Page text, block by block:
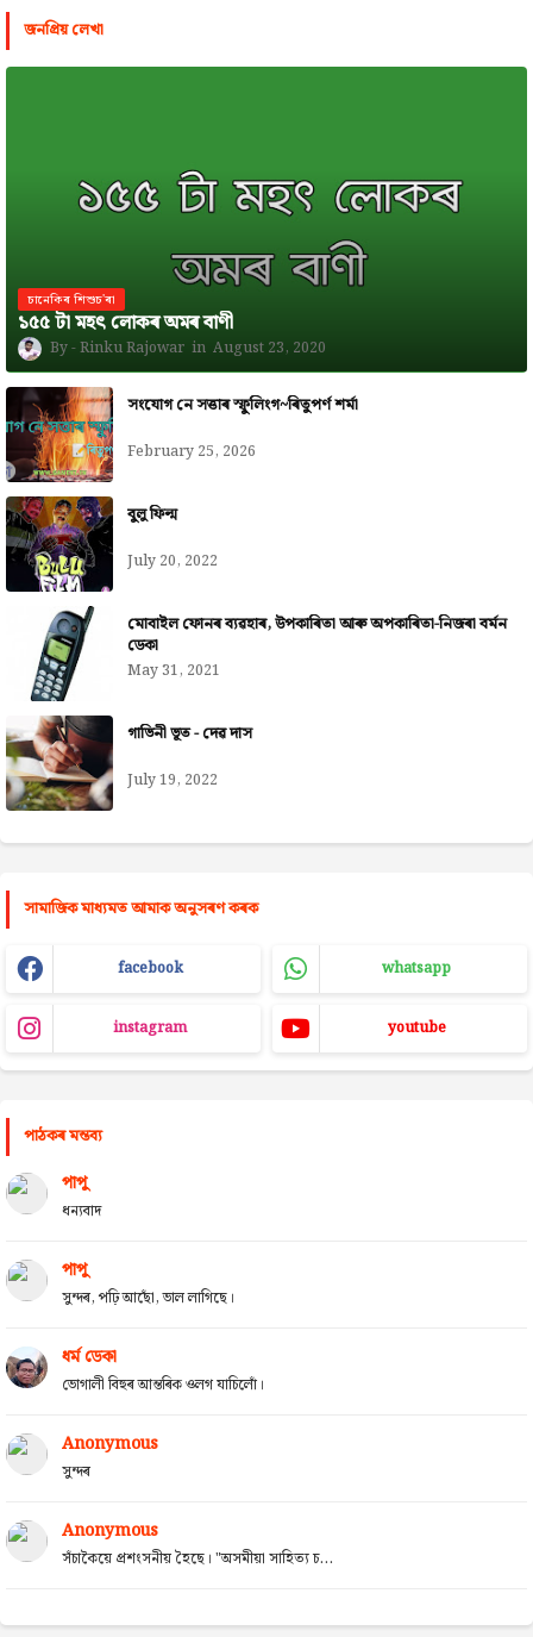
জনপ্রিয় লেখা
চানেকিৰ শিশুচ'ৰা
১৫৫ টা মহৎ লোকৰ অমৰ বাণী
Rinku Rajowar August 23, 2020
সংযোগ নে সত্তাৰ স্ফুলিংগ~ৰিতুপৰ্ণ শৰ্মা
February 25, 2026
বুলু ফিল্ম
July 20, 2022
মোবাইল ফোনৰ ব্যৱহাৰ, উপকাৰিতা আৰু অপকাৰিতা-নিজৰা বৰ্মন
ডেকা
May 31, 2021
গাভিনী ভূত - দেৱ দাস
July 19, 2022
সামাজিক মাধ্যমত আমাক অনুসৰণ কৰক
facebook whatsapp
instagram youtube
পাঠকৰ মন্তব্য
পাপু
ধন্যবাদ
পাপু
সুন্দৰ, পঢ়ি আছোঁ, ভাল লাগিছে।
ধৰ্ম ডেকা
ভোগালী বিহুৰ আন্তৰিক ওলগ যাচিলোঁ।
Anonymous
সুন্দৰ
Anonymous
সঁচাকৈয়ে প্ৰশংসনীয় হৈছে। "অসমীয়া সাহিত্য চ...